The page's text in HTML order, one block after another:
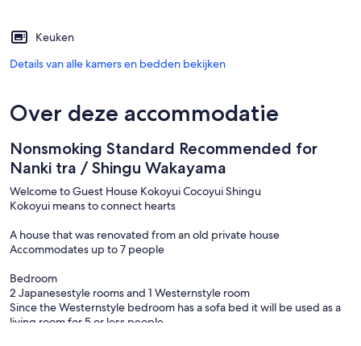
Keuken
Details van alle kamers en bedden bekijken
Over deze accommodatie
Nonsmoking Standard Recommended for
Nanki tra / Shingu Wakayama
Welcome to Guest House Kokoyui Cocoyui Shingu
Kokoyui means to connect hearts
A house that was renovated from an old private house
Accommodates up to 7 people
Bedroom
2 Japanesestyle rooms and 1 Westernstyle room
Since the Westernstyle bedroom has a sofa bed it will be used as a
living room for 5 or less people